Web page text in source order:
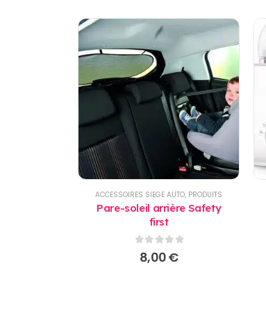
ACCESSOIRES SIEGE AUTO, PRODUITS
Pare-soleil arrière Safety
first
0sur 5
8,00€